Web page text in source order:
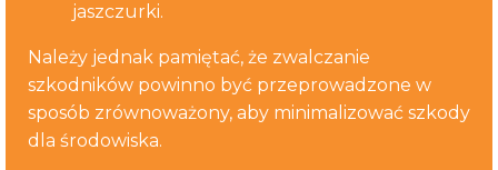
jaszczurki.
Należy jednak pamiętać, że zwalczanie
szkodników powinno być przeprowadzone w
sposób zrównoważony, aby minimalizować szkody
dla środowiska.